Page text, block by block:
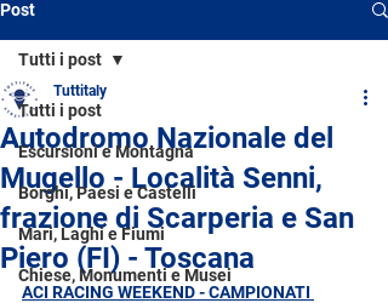
Post
Tutti i post
Escursioni e Montagna
Borghi, Paesi e Castelli
Mari, Laghi e Fiumi
Chiese, Monumenti e Musei
Tutti i post
Autodromo Nazionale del
Mugello - Località Senni,
frazione di Scarperia e San
Piero (FI) - Toscana
Tuttitaly
ACI RACING WEEKEND - CAMPIONATI